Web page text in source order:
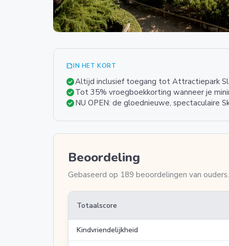
summarizeIN HET KORT
check_circleAltijd inclusief toegang tot Attractiepark
check_circleTot 35% vroegboekkorting wanneer je
check_circleNU OPEN: de gloednieuwe, spectaculaire
Beoordeling
Gebaseerd op 189 beoordelingen van ouders.
Totaalscore
Kindvriendelijkheid